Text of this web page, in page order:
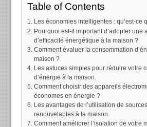
Table of Contents
Les économies intelligentes : qu’est-ce
Pourquoi est-il important d’adopter une
d’efficacité énergétique à la maison ?
Comment évaluer la consommation
maison ?
Les astuces simples pour réduire votre
d’énergie à la maison.
Comment choisir des appareils
économes en énergie ?
Les avantages de l’utilisation de
renouvelables à la maison.
Comment améliorer l’isolation de votre